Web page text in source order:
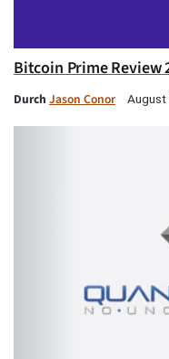
Bitcoin Prime Review
Durch Jason Conor August